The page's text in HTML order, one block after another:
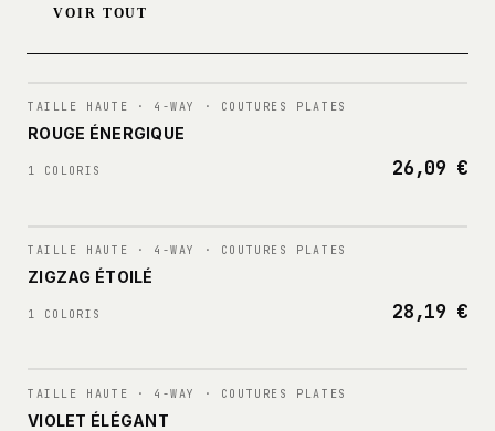
VOIR TOUT
N° 001
TAILLE HAUTE · 4-WAY · COUTURES PLATES
ROUGE ÉNERGIQUE
1 COLORIS 26,09 €
N° 002
TAILLE HAUTE · 4-WAY · COUTURES PLATES
ZIGZAG ÉTOILÉ
1 COLORIS 28,19 €
N° 003
TAILLE HAUTE · 4-WAY · COUTURES PLATES
VIOLET ÉLÉGANT